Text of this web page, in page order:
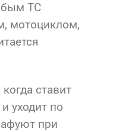
ТС
мотоциклом,
ставит
уходит по
при